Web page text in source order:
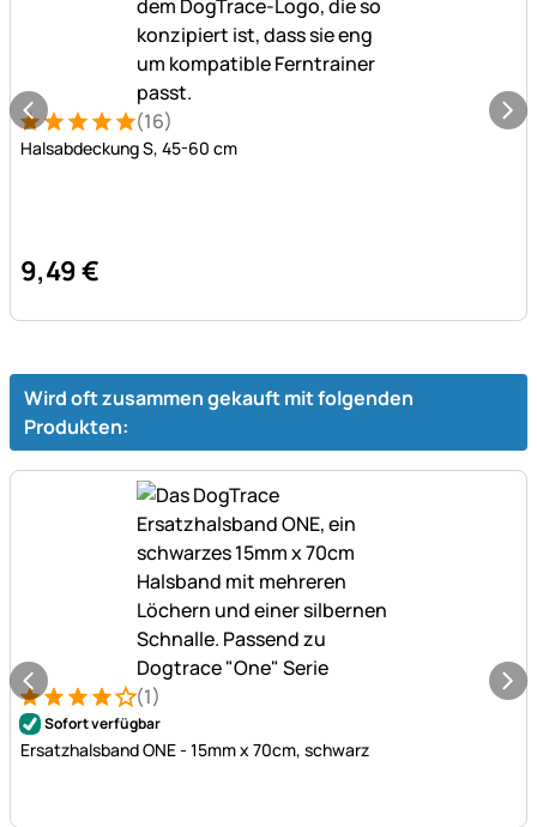
Bewertung: 5 von 5 (16 Bewertungen)
16 Bewertungen
(16)
Halsabdeckung S, 45-60 cm
9,49€
Wird oft zusammen gekauft mit folgenden
Produkten:
Bewertung: 4 von 5 (1 Bewertungen)
1 Bewertung(1)
Sofort verfügbar
Ersatzhalsband ONE - 15mm x 70cm, schwarz